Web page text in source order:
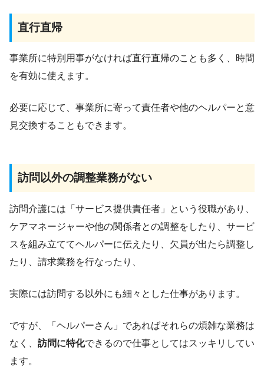
直行直帰
事業所に特別用事がなければ直行直帰のことも多く、時間
を有効に使えます。
必要に応じて、事業所に寄って責任者や他のヘルパーと意
見交換することもできます。
訪問以外の調整業務がない
訪問介護には「サービス提供責任者」という役職があり、
ケアマネージャーや他の関係者との調整をしたり、サービ
スを組み立ててヘルパーに伝えたり、欠員が出たら調整し
たり、請求業務を行なったり、
実際には訪問する以外にも細々とした仕事があります。
ですが、「ヘルパーさん」であればそれらの煩雑な業務は
なく、 訪問に特化できるので仕事としてはスッキリしてい
ます。